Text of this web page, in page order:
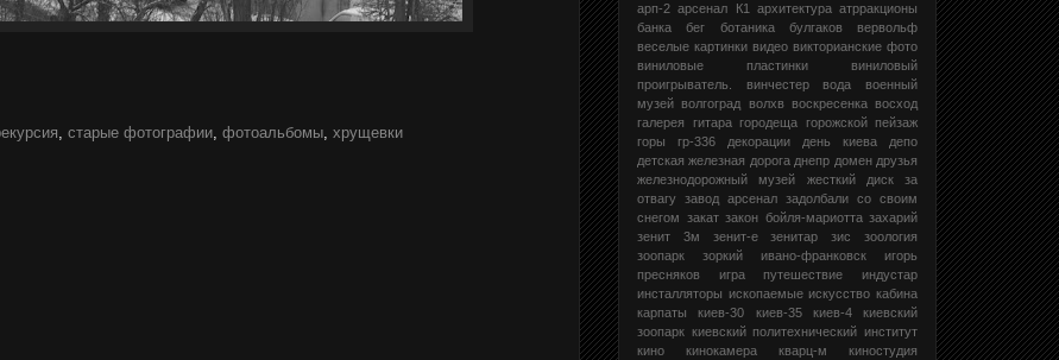
старые фотографии фотоальбомы хрущевки
арп-2 арсенал К1 архитектура атрракционы
банка
бег ботаника булгаков
вервольф
веселые картинки видео викторианские фото
виниловые пластинки
виниловый
проигрыватель.
винчестер вода
военный
музей волгоград волхв воскресенка
восход
галерея
гитара городеща
горожской пейзаж
горы
гр-336 декорации день киева
депо
детская железная дорога днепр домен друзья
железнодорожный музей
жесткий диск
за
отвагу
завод арсенал
задолбали со своим
снегом
закат закон бойля-мариотта захарий
зенит 3м
зенит-е зенитар зис
зоология
зоопарк
зоркий ивано-франковск
игорь
пресняков
игра путешествие
индустар
инсталляторы ископаемые искусство кабина
карпаты
киев-30 киев-35 киев-4
киевский
зоопарк киевский политехнический институт
кино
кинокамера кварц-м
киностудия